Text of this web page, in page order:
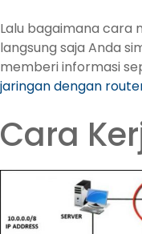
Lalu bagaimana cara
langsung saja Anda
memberi informasi
jaringan dengan
Cara